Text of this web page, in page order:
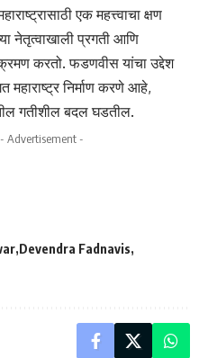
एक महत्त्वाचा क्षण
नेतृत्वाखाली प्रगती आणि
करतो. फडणवीस यांचा उद्देश
महाराष्ट्र निर्माण करणे आहे,
गतीशील बदल घडतील.
- Advertisement -
Devendra Fadnavis